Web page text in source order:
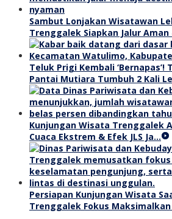
Sambut Lonjakan Wisatawan
Trenggalek Siapkan Jalur Aman
Teluk Prigi Kembali ‘Bernapas’!
Pantai Mutiara Tumbuh 2 Kali
Kunjungan Wisata Trenggalek
Cuaca Ekstrem & Efek JLS Ja…
Persiapan Kunjungan Wisata
Trenggalek Fokus